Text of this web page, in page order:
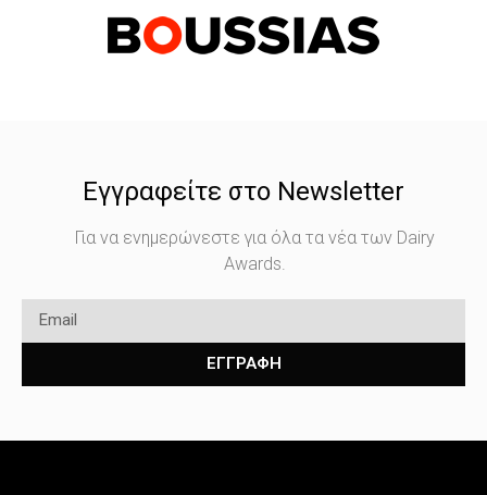
Εγγραφείτε στο Newsletter
Για να ενημερώνεστε για όλα τα νέα των Dairy
Awards.
ΕΓΓΡΑΦΗ